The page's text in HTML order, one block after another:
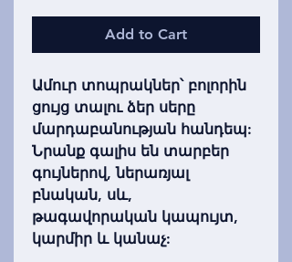
Add to Cart
Ամուր տոպրակներ՝ բոլորին
ցույց տալու ձեր սերը
մարդաբանության հանդեպ:
Նրանք գալիս են տարբեր
գույներով, ներառյալ
բնական, սև,
թագավորական կապույտ,
կարմիր և կանաչ: